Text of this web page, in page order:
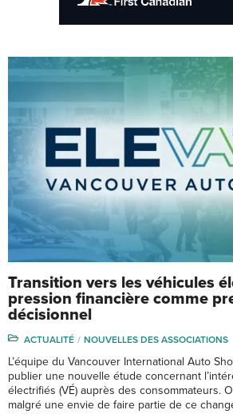
Transition vers les véhicules
pression financière comme
décisionnel
ACTUALITÉ NOUVELLES DES ASSOCIATIONS
L’équipe du Vancouver International Auto
publier une nouvelle étude concernant
électrifiés (VÉ) auprès des consommateurs.
malgré une envie de faire partie de ce